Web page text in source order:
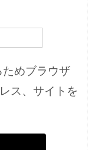
めブラウザ
ス、サイトを